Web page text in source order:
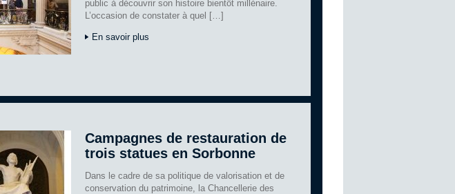
public à découvrir son histoire bientôt millénaire.
L’occasion de constater à quel […]
En savoir plus
Campagnes de restauration de
trois statues en Sorbonne
Dans le cadre de sa politique de valorisation et de
conservation du patrimoine, la Chancellerie des